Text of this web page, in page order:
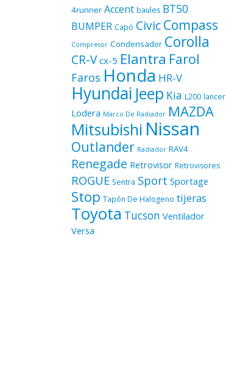
4runner Accent baules BT50
BUMPER Capó CivicCompass
Compresor Condensador Corolla
CR-V cx-5 Elantra Farol
Faros Honda HR-V
Hyundai Jeep Kia L200 lancer
Lodera Marco De Radiador MAZDA
Mitsubishi Nissan
Outlander Radiador RAV4
Renegade Retrovisor Retrovisores
ROGUE Sentra Sport Sportage
Stop Tapón De Halogeno tijeras
Toyota Tucson Ventilador
Versa